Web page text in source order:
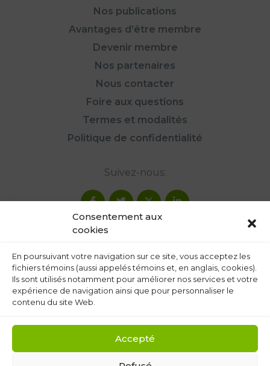
Consentement aux
cookies
En poursuivant votre navigation sur ce site, vous acceptez les
fichiers témoins (aussi appelés témoins et, en anglais, cookies).
Ils sont utilisés notamment pour améliorer nos services et votre
expérience de navigation ainsi que pour personnaliser le
contenu du site Web.
Accepté
Nos publications
Avantages d’être membre
Devenir membre
Nos partenaires
Nous contacter
Foire aux questions
Termes et modalités
Politique de confidentialité
Suivez-nous: